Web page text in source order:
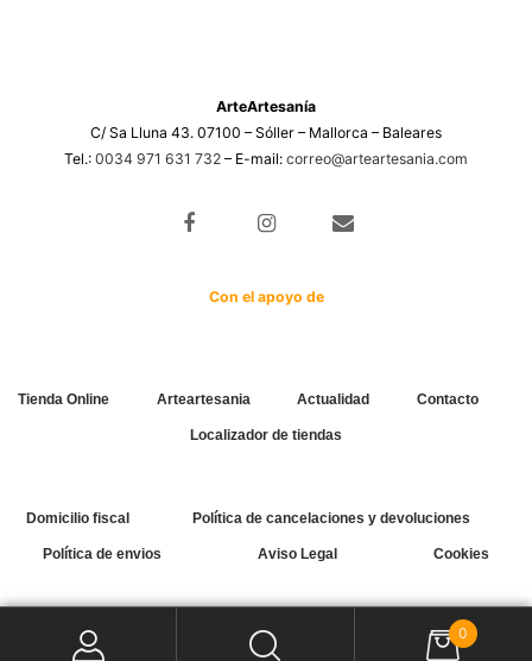
ArteArtesanía
C/ Sa Lluna 43. 07100 – Sóller – Mallorca – Baleares
Tel.: 0034 971 631 732 – E-mail: correo@arteartesania.com
Con el apoyo de
Tienda Online Arteartesania Actualidad Contacto
Localizador de tiendas
Domicilio fiscal Política de cancelaciones y devoluciones
Política de envios Aviso Legal Cookies
0